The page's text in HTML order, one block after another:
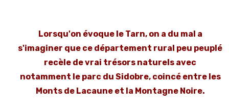
Lorsqu'on évoque le Tarn, on a du mal a
s'imaginer que ce département rural peu peuplé
recèle de vrai trésors naturels avec
notamment le parc du Sidobre, coincé entre les
Monts de Lacaune et la Montagne Noire.